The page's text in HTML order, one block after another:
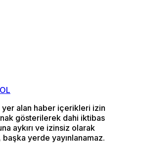
alan haber içerikleri izin
gösterilerek dahi iktibas
aykırı ve izinsiz olarak
yerde yayınlanamaz.